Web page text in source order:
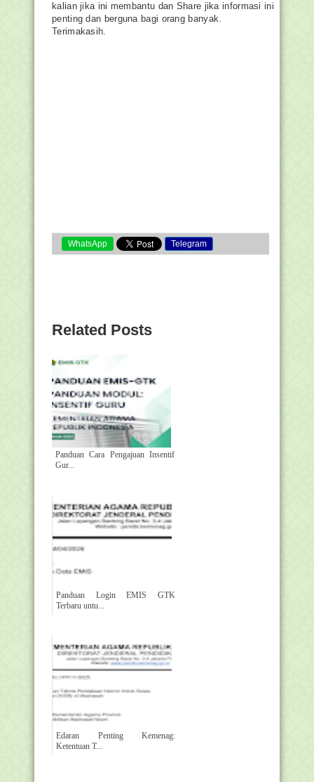
kalian jika ini membantu dan Share jika informasi ini
penting dan berguna bagi orang banyak.
Terimakasih.
WhatsApp Telegram
Related Posts
Panduan Cara Pengajuan Insentif
Gur...
Panduan Login EMIS GTK
Terbaru untu...
Edaran Penting Kemenag:
Ketentuan T...